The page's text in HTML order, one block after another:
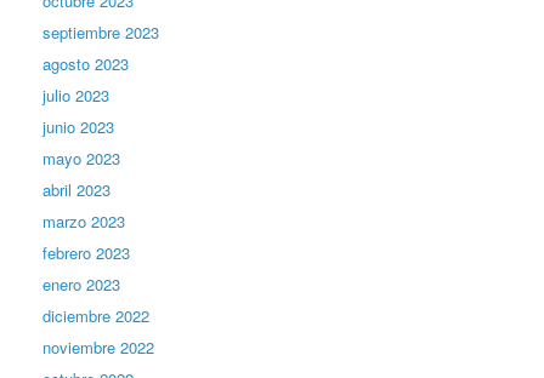
septiembre 2023
agosto 2023
julio 2023
junio 2023
mayo 2023
abril 2023
marzo 2023
febrero 2023
enero 2023
diciembre 2022
noviembre 2022